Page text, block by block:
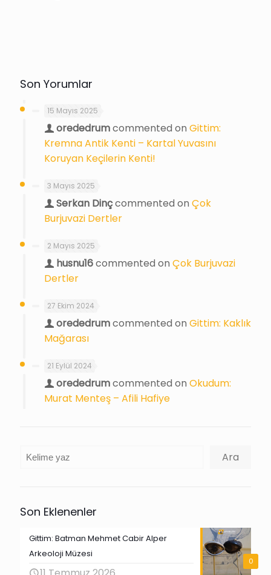
Son Yorumlar
15 Mayıs 2025
orededrumcommented on Gittim:
Kremna Antik Kenti – Kartal Yuvasını
Koruyan Keçilerin Kenti!
3 Mayıs 2025
Serkan Dinçcommented on Çok
Burjuvazi Dertler
2 Mayıs 2025
husnu16commented on Çok Burjuvazi
Dertler
27 Ekim 2024
orededrumcommented on Gittim: Kaklık
Mağarası
21 Eylül 2024
orededrumcommented on Okudum:
Murat Menteş – Afili Hafiye
Ara Ara
Son Eklenenler
0
Gittim: Batman Mehmet Cabir Alper
Arkeoloji Müzesi